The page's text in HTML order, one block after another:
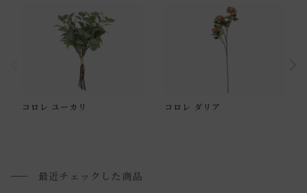
■ご不明な点やご希望がございましたら、お気軽にお問い合
コロレ ユーカリ コロレ ダリア
最近チェックした商品